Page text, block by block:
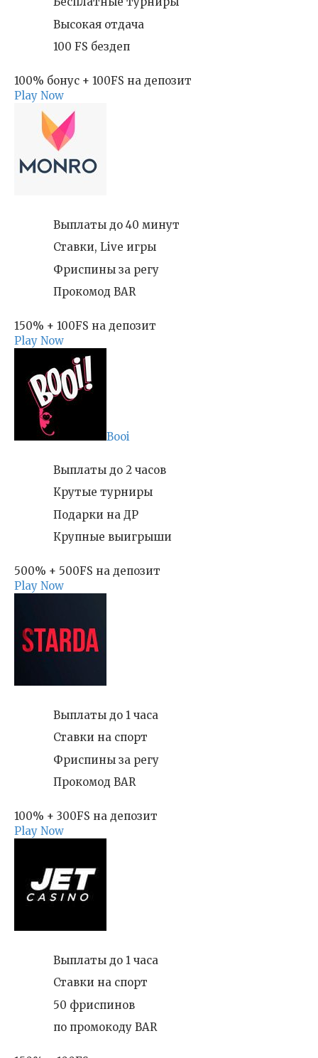
Высокая отдача
100 FS бездеп
100% бонус + 100FS на депозит
Play Now
Выплаты до 40 минут
Ставки, Live игры
Фриспины за регу
Прокомод BAR
150% + 100FS на депозит
Play Now
Booi
Выплаты до 2 часов
Крутые турниры
Подарки на ДР
Крупные выигрыши
500% + 500FS на депозит
Play Now
Выплаты до 1 часа
Ставки на спорт
Фриспины за регу
Прокомод BAR
100% + 300FS на депозит
Play Now
Выплаты до 1 часа
Ставки на спорт
50 фриспинов
по промокоду BAR